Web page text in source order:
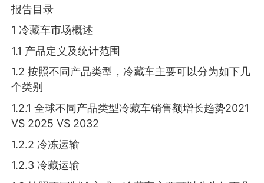
报告目录
1 冷藏车市场概述
1.1 产品定义及统计范围
1.2 按照不同产品类型，冷藏车主要可以分为如下几
个类别
1.2.1 全球不同产品类型冷藏车销售额增长趋势2021
VS 2025 VS 2032
1.2.2 冷冻运输
1.2.3 冷藏运输